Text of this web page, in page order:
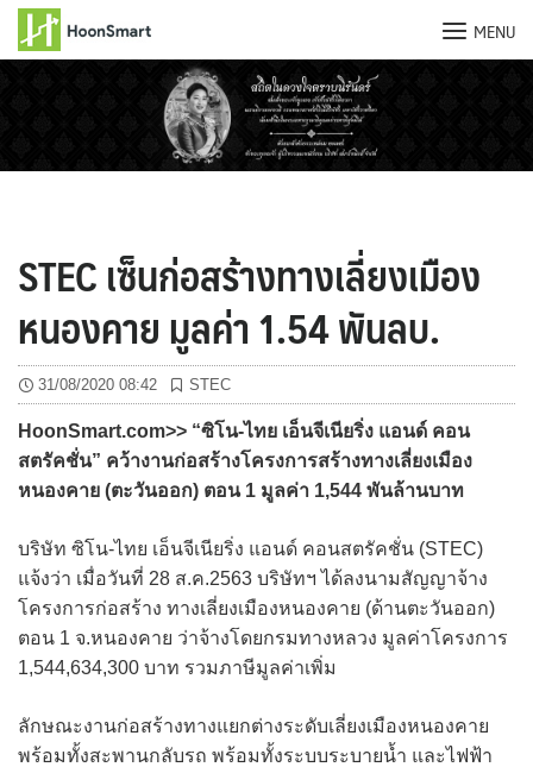
MENU
STEC เซ็นก่อสร้างทางเลี่ยงเมือง
หนองคาย มูลค่า 1.54 พันลบ.
31/08/2020 08:42 STEC
HoonSmart.com>> “ซิโน-ไทย เอ็นจีเนียริ่ง แอนด์ คอน
สตรัคชั่น” คว้างานก่อสร้างโครงการสร้างทางเลี่ยงเมือง
หนองคาย (ตะวันออก) ตอน 1 มูลค่า 1,544 พันล้านบาท
บริษัท ซิโน-ไทย เอ็นจีเนียริ่ง แอนด์ คอนสตรัคชั่น (STEC)
แจ้งว่า เมื่อวันที่ 28 ส.ค.2563 บริษัทฯ ได้ลงนามสัญญาจ้าง
โครงการก่อสร้าง ทางเลี่ยงเมืองหนองคาย (ด้านตะวันออก)
ตอน 1 จ.หนองคาย ว่าจ้างโดยกรมทางหลวง มูลค่าโครงการ
1,544,634,300 บาท รวมภาษีมูลค่าเพิ่ม
ลักษณะงานก่อสร้างทางแยกต่างระดับเลี่ยงเมืองหนองคาย
พร้อมทั้งสะพานกลับรถ พร้อมทั้งระบบระบายน้ำ และไฟฟ้า